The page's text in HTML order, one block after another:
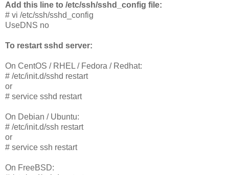
Add this line to /etc/ssh/sshd_config file:
# vi /etc/ssh/sshd_config
UseDNS no
To restart sshd server:
On CentOS / RHEL / Fedora / Redhat:
# /etc/init.d/sshd restart
or
# service sshd restart
On Debian / Ubuntu:
# /etc/init.d/ssh restart
or
# service ssh restart
On FreeBSD: